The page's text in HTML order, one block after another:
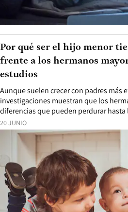
20 JUNIO
Aunque suelen crecer con padres más
investigaciones muestran que los
diferencias que pueden perdurar hasta
Por qué ser el hijo menor
frente a los hermanos
estudios